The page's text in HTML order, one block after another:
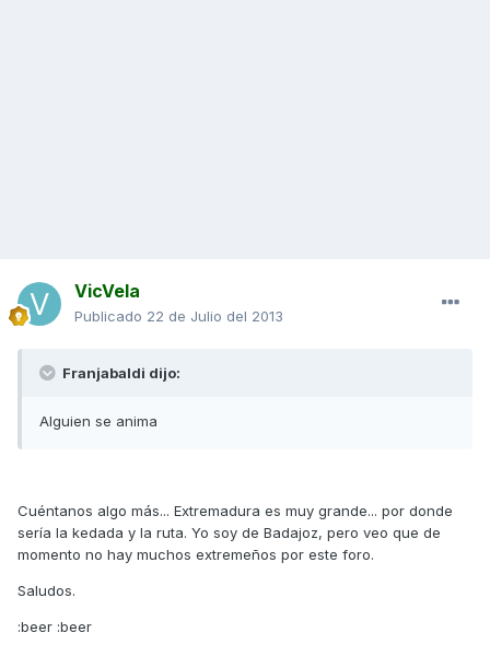
VicVela
Publicado 22 de Julio del 2013
Franjabaldi dijo:
Alguien se anima
Cuéntanos algo más... Extremadura es muy grande... por donde
sería la kedada y la ruta. Yo soy de Badajoz, pero veo que de
momento no hay muchos extremeños por este foro.
Saludos.
:beer :beer